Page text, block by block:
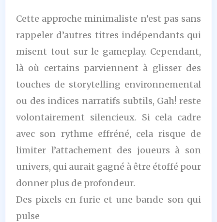
Cette approche minimaliste n’est pas sans
rappeler d’autres titres indépendants qui
misent tout sur le gameplay. Cependant,
là où certains parviennent à glisser des
touches de storytelling environnemental
ou des indices narratifs subtils, Gah! reste
volontairement silencieux. Si cela cadre
avec son rythme effréné, cela risque de
limiter l’attachement des joueurs à son
univers, qui aurait gagné à être étoffé pour
donner plus de profondeur.
Des pixels en furie et une bande-son qui
pulse